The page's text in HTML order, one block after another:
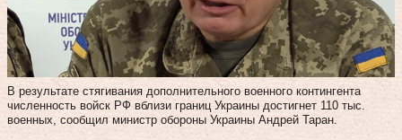
В результате стягивания дополнительного военного контингента
численность войск РФ вблизи границ Украины достигнет 110 тыс.
военных, сообщил министр обороны Украины Андрей Таран.